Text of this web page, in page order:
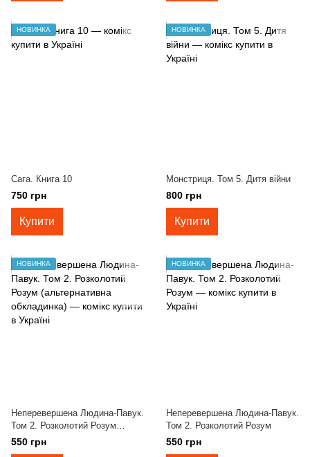
НОВИНКА
Сага. Книга 10
750 грн
Купити
НОВИНКА
Монстриця. Том 5. Дитя війни
800 грн
Купити
НОВИНКА
Неперевершена Людина-Павук.
Том 2. Розколотий Розум
(альтернативна обкладинка)
550 грн
НОВИНКА
Неперевершена Людина-Павук.
Том 2. Розколотий Розум
550 грн